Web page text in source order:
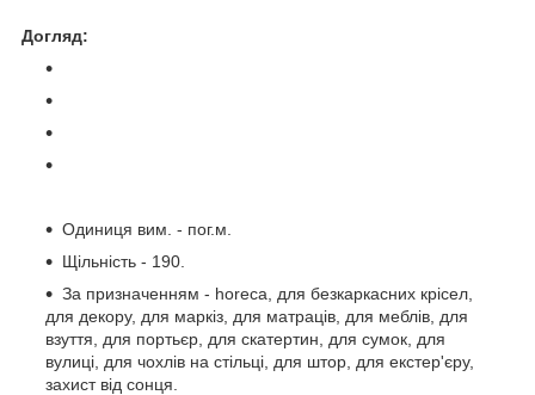
Догляд:
Одиниця вим. - пог.м.
Щільність - 190.
За призначенням - horeca, для безкаркасних крісел,
для декору, для маркіз, для матраців, для меблів, для
взуття, для портьєр, для скатертин, для сумок, для
вулиці, для чохлів на стільці, для штор, для екстер'єру,
захист від сонця.